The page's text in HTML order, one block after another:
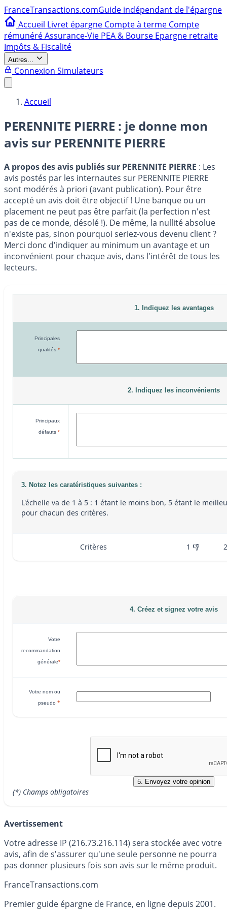
FranceTransactions.comGuide indépendant de l'épargne
Accueil Livret épargne Compte à terme Compte
rémunéréAssurance-Vie PEA & Bourse Epargne retraite
Impôts & Fiscalité
Autres...
Connexion Simulateurs
Accueil
PERENNITE PIERRE : je donne mon
avis sur PERENNITE PIERRE
A propos des avis publiés sur PERENNITE PIERRE : Les
avis postés par les internautes sur PERENNITE PIERRE
sont modérés à priori (avant publication). Pour être
accepté un avis doit être objectif ! Une banque ou un
placement ne peut pas être parfait (la perfection n'est
pas de ce monde, désolé !). De même, la nullité absolue
n'existe pas, sinon pourquoi seriez-vous devenu client ?
Merci donc d'indiquer au minimum un avantage et un
inconvénient pour chaque avis, dans l'intérêt de tous les
lecteurs.
1. Indiquez les avantages
Principales
qualités *
2. Indiquez les inconvénients
Principaux
défauts *
3. Notez les caratéristiques suivantes :
L'échelle va de 1 à 5 : 1 étant le moins bon, 5 étant le
pour chacun des critères.
Critères 1 👎 2
4. Créez et signez votre avis
Votre
recommandation
générale*
Votre nom ou
pseudo *
(*) Champs obligatoires
Avertissement
Votre adresse IP (216.73.216.114) sera stockée avec votre
avis, afin de s'assurer qu'une seule personne ne pourra
pas donner plusieurs fois son avis sur le même produit.
FranceTransactions.com
Premier guide épargne de France, en ligne depuis 2001.